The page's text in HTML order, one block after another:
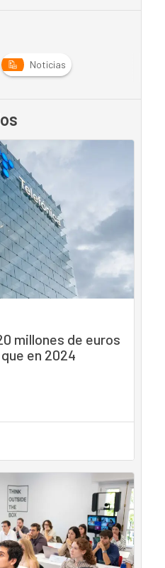
Noticias
millones de euros
en 2024